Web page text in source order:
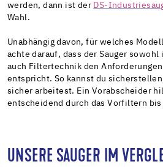
werden, dann ist der DS-
Wahl.
Unabhängig davon, für welches
achte darauf, dass der Sauger sowohl
auch Filtertechnik den
entspricht. So kannst du
sicher arbeitest. Ein Vorabscheider
entscheidend durch das Vorfiltern bis
UNSERE SAUGER IM